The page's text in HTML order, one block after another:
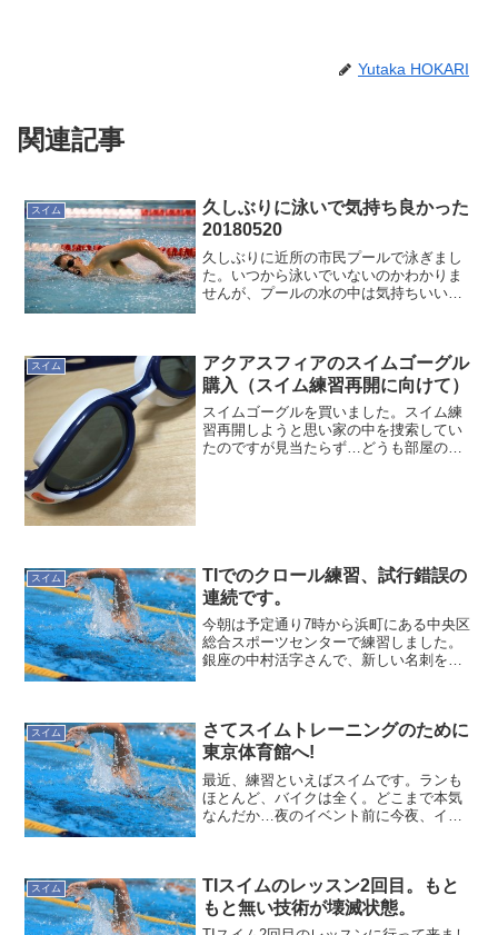
Yutaka HOKARI
関連記事
スイム
久しぶりに泳いで気持ち良かった
20180520
久しぶりに近所の市民プールで泳ぎまし
た。いつから泳いでいないのかわかりま
せんが、プールの水の中は気持ちいいで
イム。久しぶりというの...
スイム
アクアスフィアのスイムゴーグル
購入（スイム練習再開に向けて）
スイムゴーグルを買いました。スイム練
習再開しようと思い家の中を捜索してい
たのですが見当たらず…どうも部屋の断
スイム
TIでのクロール練習、試行錯誤の
連続です。
今朝は予定通り7時から浜町にある中央区
総合スポーツセンターで練習しました。
銀座の中村活字さんで、新しい名刺をピ
意識的に下を見ながら練...
スイム
さてスイムトレーニングのために
東京体育館へ!
最近、練習といえばスイムです。ランも
ほとんど、バイクは全く。どこまで本気
なんだか…夜のイベント前に今夜、イベ
に練習しようと思います。...
スイム
TIスイムのレッスン2回目。もと
もと無い技術が壊滅状態。